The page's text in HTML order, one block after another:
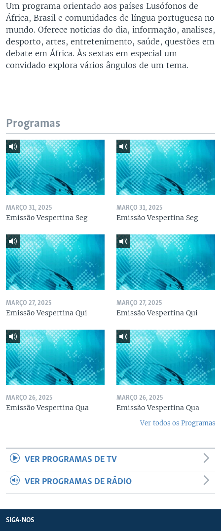
Um programa orientado aos países Lusófonos de
África, Brasil e comunidades de língua portuguesa no
mundo. Oferece noticias do dia, informação, analises,
desporto, artes, entretenimento, saúde, questões em
debate em África. Às sextas em especial um
convidado explora vários ângulos de um tema.
Programas
MARÇO 31, 2025
Emissão Vespertina Seg
MARÇO 31, 2025
Emissão Vespertina Seg
MARÇO 27, 2025
Emissão Vespertina Qui
MARÇO 27, 2025
Emissão Vespertina Qui
MARÇO 26, 2025
Emissão Vespertina Qua
MARÇO 26, 2025
Emissão Vespertina Qua
Ver todos os Programas
VER PROGRAMAS DE TV
VER PROGRAMAS DE RÁDIO
SIGA-NOS